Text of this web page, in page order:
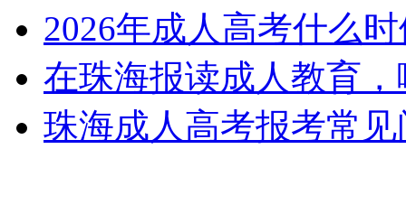
2026年成人高考什么
在珠海报读成人教育
珠海成人高考报考常见